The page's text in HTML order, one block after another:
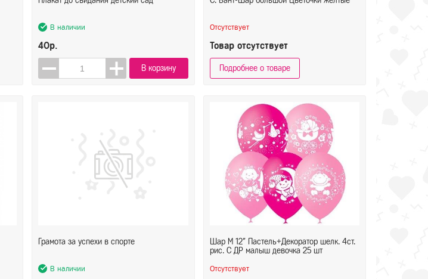
В наличии
40р.
В корзину
Отсутствует
Товар отсутствует
Подробнее о товаре
Грамота за успехи в спорте
В наличии
Шар М 12" Пастель+Декоратор шелк. 4ст.
рис. С ДР малыш девочка 25 шт
Отсутствует